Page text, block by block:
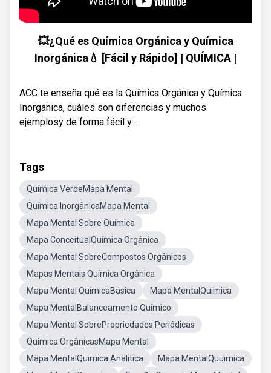
💥¿Qué es Química Orgánica y Química
Inorgánica💧 [Fácil y Rápido] | QUÍMICA |
ACC te enseña qué es la Química Orgánica y Química
Inorgánica, cuáles son diferencias y muchos
ejemplosy de forma fácil y ...
Tags
Química VerdeMapa Mental
Química InorgânicaMapa Mental
Mapa Mental Sobre Química
Mapa ConceitualQuímica Orgânica
Mapa Mental SobreCompostos Orgânicos
Mapas Mentais Química Orgânica
Mapa Mental QuímicaBásica
Mapa MentalQuimica
Mapa MentalBalanceamento Químico
Mapa Mental SobrePropriedades Periódicas
Química OrgânicasMapa Mental
Mapa MentalQuimica Analitica
Mapa MentalQuuimica